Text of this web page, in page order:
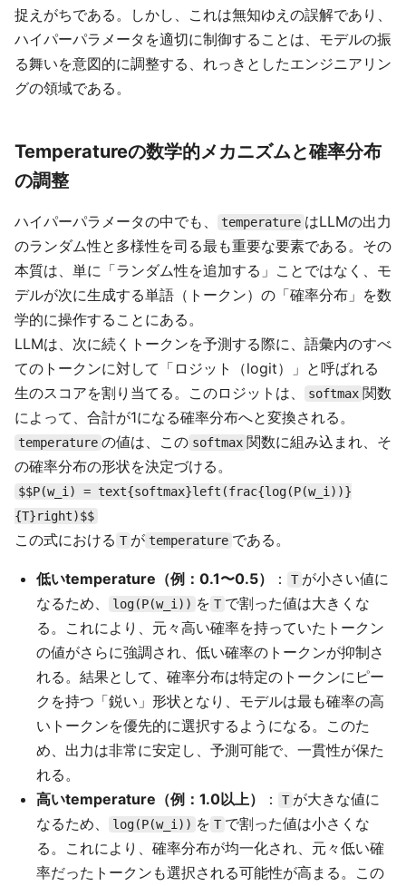
捉えがちである。しかし、これは無知ゆえの誤解であり、
ハイパーパラメータを適切に制御することは、モデルの振
る舞いを意図的に調整する、れっきとしたエンジニアリン
グの領域である。
Temperatureの数学的メカニズムと確率分布
の調整
ハイパーパラメータの中でも、 temperature はLLMの出力
のランダム性と多様性を司る最も重要な要素である。その
本質は、単に「ランダム性を追加する」ことではなく、モ
デルが次に生成する単語（トークン）の「確率分布」を数
学的に操作することにある。
LLMは、次に続くトークンを予測する際に、語彙内のすべ
てのトークンに対して「ロジット（logit）」と呼ばれる
生のスコアを割り当てる。このロジットは、
softmax 関数
によって、合計が1になる確率分布へと変換される。
temperature の値は、この softmax 関数に組み込まれ、そ
の確率分布の形状を決定づける。
$$P(w_i) = text{softmax}left(frac{log(P(w_i))}
{T}right)$$
この式における T が temperature である。
低いtemperature（例：0.1〜0.5） ： T が小さい値に
なるため、
log(P(w_i)) を T で割った値は大きくな
る。これにより、元々高い確率を持っていたトークン
の値がさらに強調され、低い確率のトークンが抑制さ
れる。結果として、確率分布は特定のトークンにピー
クを持つ「鋭い」形状となり、モデルは最も確率の高
いトークンを優先的に選択するようになる。このた
め、出力は非常に安定し、予測可能で、一貫性が保た
れる。
高いtemperature（例：1.0以上）
： T が大きな値に
なるため、
log(P(w_i)) を T で割った値は小さくな
る。これにより、確率分布が均一化され、元々低い確
率だったトークンも選択される可能性が高まる。この